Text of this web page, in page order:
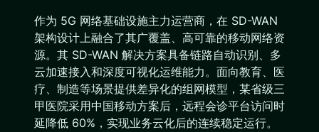
作为 5G 网络基础设施主力运营商，在 SD-WAN
架构设计上融合了其广覆盖、高可靠的移动网络资
源。其 SD-WAN 解决方案具备链路自动识别、多
云加速接入和深度可视化运维能力。面向教育、医
疗、制造等场景提供差异化的组网模型，某省级三
甲医院采用中国移动方案后，远程会诊平台访问时
延降低 60%，实现业务云化后的连续稳定运行。